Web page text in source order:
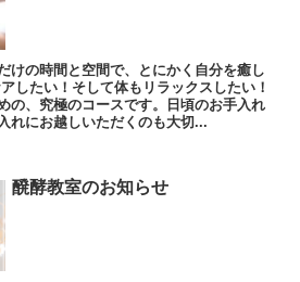
けの時間と空間で、とにかく自分を癒し
したい！そして体もリラックスしたい！
の、究極のコースです。日頃のお手入れ
れにお越しいただくのも大切...
醗酵教室のお知らせ